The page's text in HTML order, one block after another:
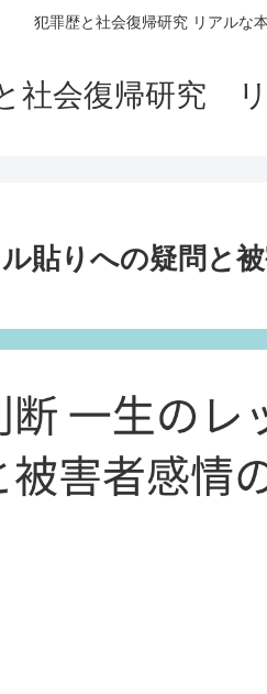
犯罪歴と社会復帰研究 リアルな
社会復帰研究
貼りへの疑問と